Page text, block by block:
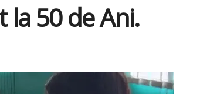
50 de Ani.